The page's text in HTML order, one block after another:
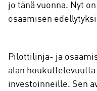
jo tänä vuonna. Nyt
osaamisen
Pilottilinja- ja
alan
investoinneille. Sen